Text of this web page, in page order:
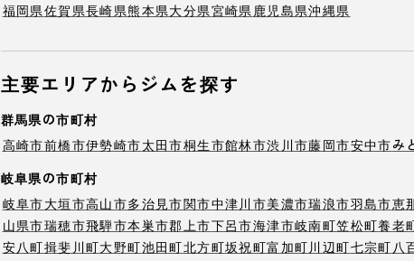
福岡県佐賀県長崎県熊本県大分県宮崎県鹿児島県沖縄県
主要エリアからジムを探す
群馬県の市町村
高崎市前橋市伊勢崎市太田市桐生市館林市渋川市藤岡市安中市み
岐阜県の市町村
岐阜市大垣市高山市多治見市関市中津川市美濃市瑞浪市羽島市恵
山県市瑞穂市飛騨市本巣市郡上市下呂市海津市岐南町笠松町養老
安八町揖斐川町大野町池田町北方町坂祝町富加町川辺町七宗町 八